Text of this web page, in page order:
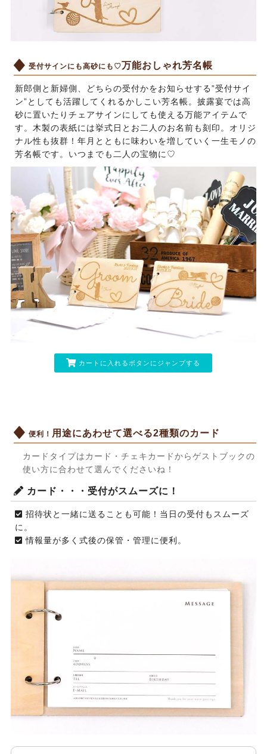
受付サインにも高砂にも♡万能おしゃれ芳名帳
新郎側と新婦側、どちらの受付かをお知らせする”受付サイ
ン”としても活躍してくれるかしこい芳名帳。披露宴では高
砂に置いたりチェアサインにしても使える万能アイテムで
す。木製の表紙には挙式日とお二人のお名前も刻印。オリジ
ナル性も抜群！年月とともに味わいを増していく一生モノの
芳名帳です。いつまでも二人の宝物に♡
カートに入れるボタンにジャンプする
便利！ 用途にあわせて選べる2種類のカード
カードタイプはカード・チェキカードからゲストブックの
使い方に合わせて選んでくださいね！
カード・・・受付がスムーズに！
招待状と一緒に送ることも可能！当日の受付もスムーズ
に。
情報量が多く式後の保管・管理に便利。